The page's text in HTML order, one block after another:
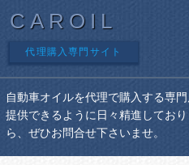
CAROIL
代理購入専門サイト
自動車オイルを代理で購入する専
提供できるように日々精進してお
ら、ぜひお問合せ下さいませ。